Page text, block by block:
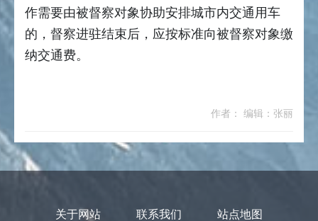
作需要由被督察对象协助安排城市内交通用车
的，督察进驻结束后，应按标准向被督察对象缴
纳交通费。
作者： 编辑：张丽
关于网站 联系我们 站点地图